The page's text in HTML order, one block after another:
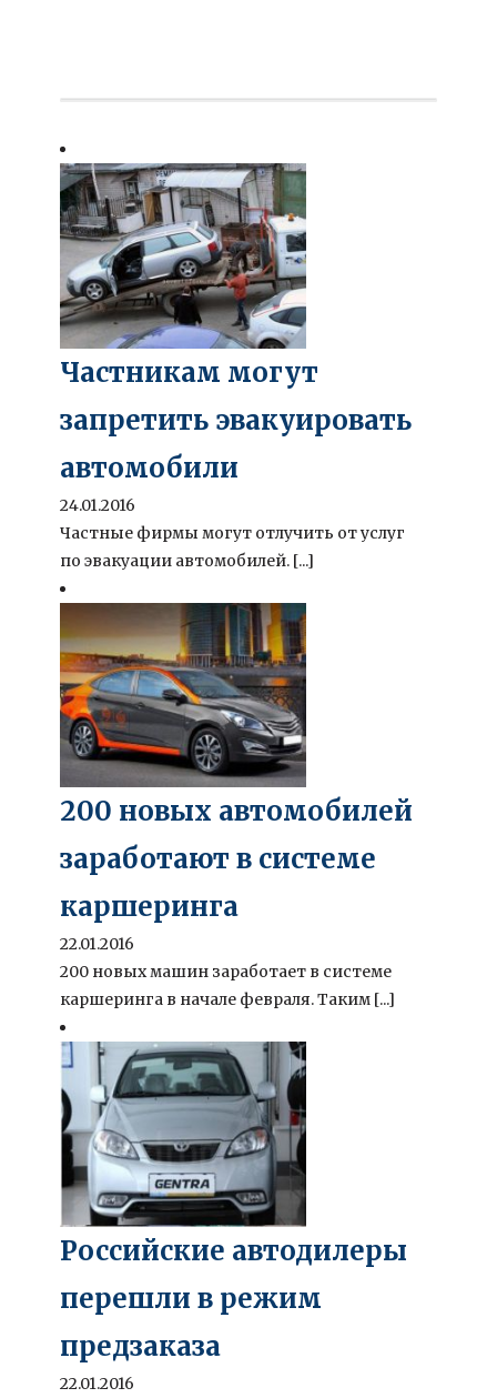
Частникам могут
запретить эвакуировать
автомобили
24.01.2016
Частные фирмы могут отлучить от услуг
по эвакуации автомобилей. [...]
200 новых автомобилей
заработают в системе
каршеринга
22.01.2016
200 новых машин заработает в системе
каршеринга в начале февраля. Таким [...]
Российские автодилеры
перешли в режим
предзаказа
22.01.2016